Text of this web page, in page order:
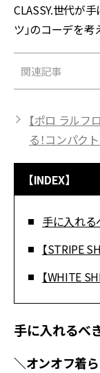
CLASSY.世代が
ツ」のコーデを考
関連記事
【ポロ ラルフ
る！コンパク
【INDEX】
手に入れる
【STRIPE
【WHITE
手に入れるべ
＼オンオフ着ら